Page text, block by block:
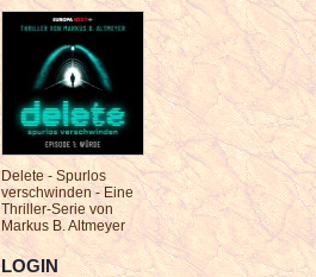
Delete - Spurlos
verschwinden - Eine
Thriller-Serie von
Markus B. Altmeyer
LOGIN